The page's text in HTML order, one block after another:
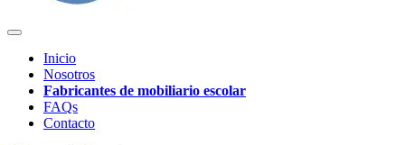
Inicio
Nosotros
Fabricantes de mobiliario escolar
FAQs
Contacto